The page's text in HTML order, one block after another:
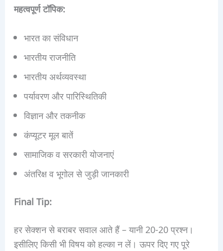
महत्वपूर्ण टॉपिक:
भारत का संविधान
भारतीय राजनीति
भारतीय अर्थव्यवस्था
पर्यावरण और पारिस्थितिकी
विज्ञान और तकनीक
कंप्यूटर मूल बातें
सामाजिक व सरकारी योजनाएं
अंतरिक्ष व भूगोल से जुड़ी जानकारी
Final Tip:
हर सेक्शन से बराबर सवाल आते हैं – यानी 20-20 प्रश्न।
इसीलिए किसी भी विषय को हल्का न लें। ऊपर दिए गए पूरे